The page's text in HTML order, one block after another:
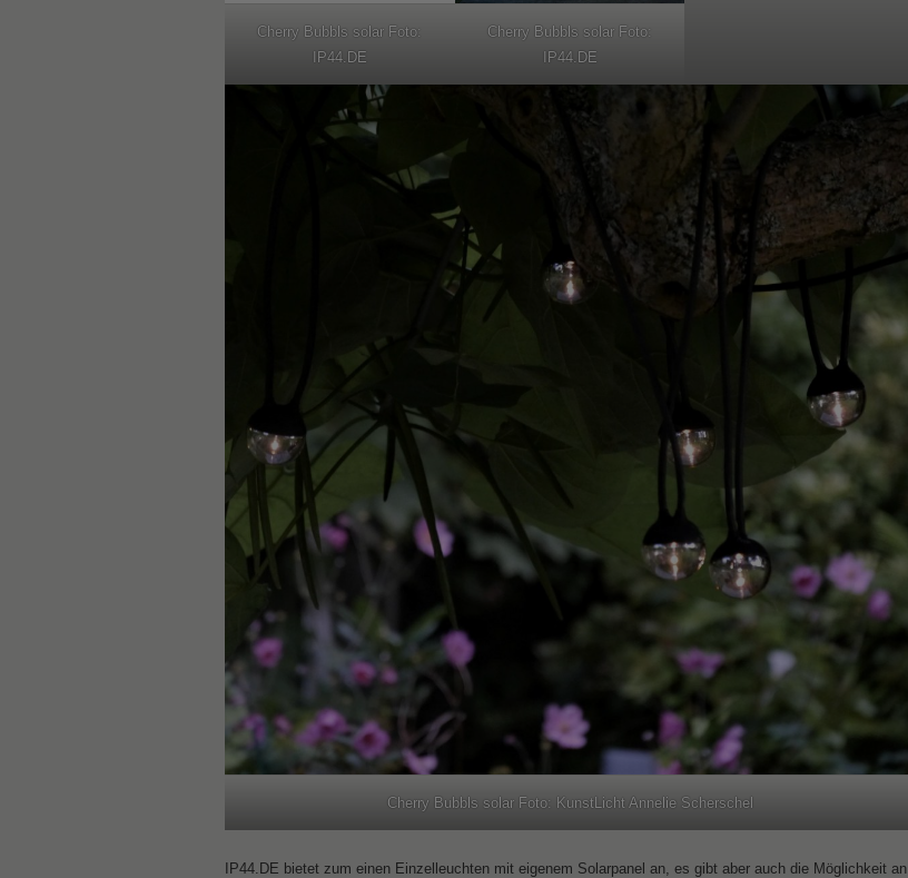
Cherry Bubbls solar Foto:
IP44.DE
Cherry Bubbls solar Foto:
IP44.DE
Cherry Bubbls solar Foto: KunstLicht Annelie Scherschel
IP44.DE bietet zum einen Einzelleuchten mit eigenem Solarpanel an, es gibt aber auch die Möglichkeit an